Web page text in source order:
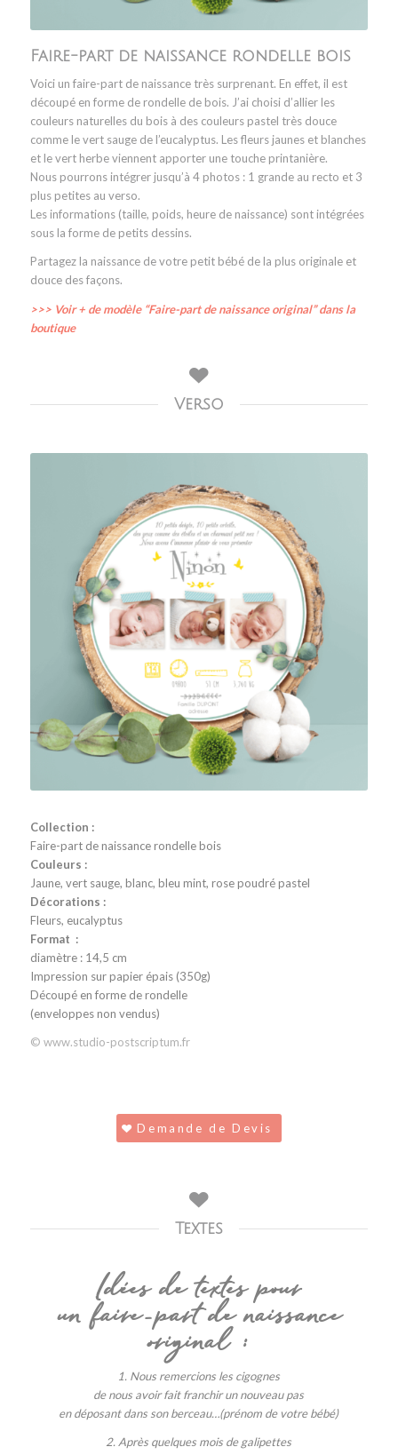
Faire-part de naissance rondelle bois
Voici un faire-part de naissance très surprenant. En effet, il est
découpé en forme de rondelle de bois. J’ai choisi d’allier les
couleurs naturelles du bois à des couleurs pastel très douce
comme le vert sauge de l’eucalyptus. Les fleurs jaunes et blanches
et le vert herbe viennent apporter une touche printanière.
Nous pourrons intégrer jusqu’à 4 photos : 1 grande au recto et 3
plus petites au verso.
Les informations (taille, poids, heure de naissance) sont intégrées
sous la forme de petits dessins.
Partagez la naissance de votre petit bébé de la plus originale et
douce des façons.
>>> Voir + de modèle “Faire-part de naissance original” dans la
boutique
Verso
Collection :
Faire-part de naissance rondelle bois
Couleurs :
Jaune, vert sauge, blanc, bleu mint, rose poudré pastel
Décorations :
Fleurs, eucalyptus
Format :
diamètre : 14,5 cm
Impression sur papier épais (350g)
Découpé en forme de rondelle
(enveloppes non vendus)
© www.studio-postscriptum.fr
Demande de Devis
Textes
Idées de textes pour
un faire-part de naissance
original :
1. Nous remercions les cigognes
de nous avoir fait franchir un nouveau pas
en déposant dans son berceau…(prénom de votre bébé)
2. Après quelques mois de galipettes